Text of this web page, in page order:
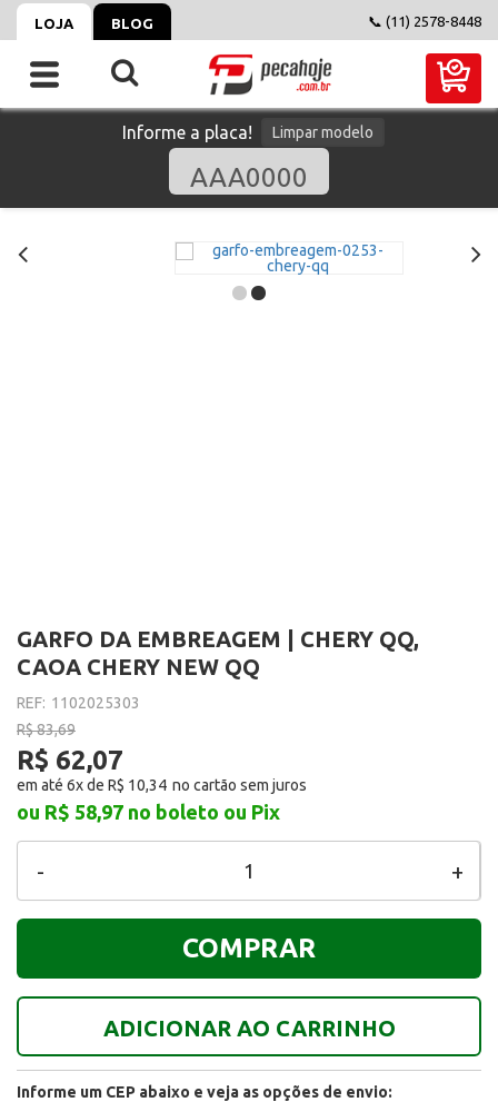
LOJA BLOG 📞 (11) 2578-8448
Informe a placa! Limpar modelo
GARFO DA EMBREAGEM | CHERY QQ,
CAOA CHERY NEW QQ
REF: 1102025303
R$ 83,69
R$ 62,07
em até 6x de R$ 10,34
ou R$ 58,97 no boleto ou Pix
+
-
ADICIONAR AO CARRINHO
COMPRAR
Informe um CEP abaixo e veja as opções de envio: